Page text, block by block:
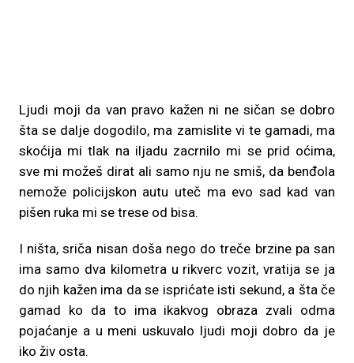
Ljudi moji da van pravo kažen ni ne sičan se dobro
šta se dalje dogodilo, ma zamislite vi te gamadi, ma
skoćija mi tlak na iljadu zacrnilo mi se prid oćima,
sve mi možeš dirat ali samo nju ne smiš, da benđola
nemože policijskon autu uteč ma evo sad kad van
pišen ruka mi se trese od bisa.
I ništa, sriča nisan doša nego do treče brzine pa san
ima samo dva kilometra u rikverc vozit, vratija se ja
do njih kažen ima da se isprićate isti sekund, a šta če
gamad ko da to ima ikakvog obraza zvali odma
pojaćanje a u meni uskuvalo ljudi moji dobro da je
iko živ osta.